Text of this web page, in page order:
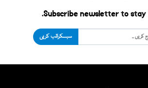
Subscribe newsletter to stay
سبسکرائب کریں